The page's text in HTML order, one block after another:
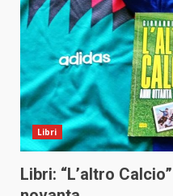
Libri
Libri: “L’altro